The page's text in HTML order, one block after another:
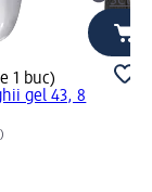
1 buc)
gel 43, 8